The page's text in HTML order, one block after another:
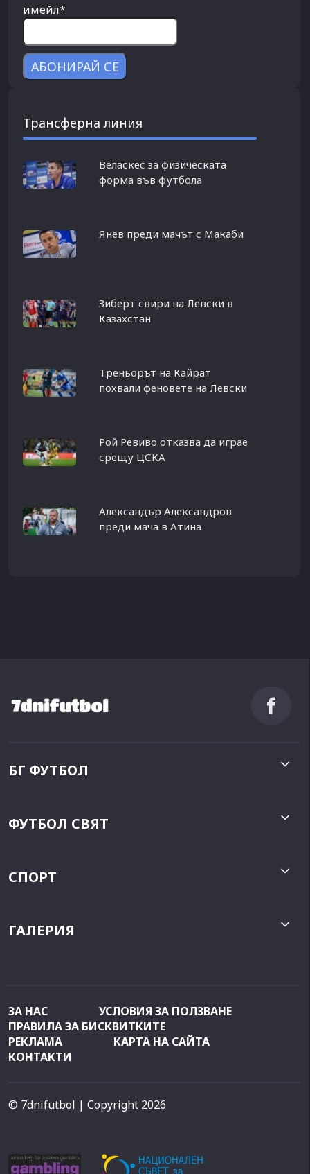
имейл*
Трансферна линия
Веласкес за физическата
форма във футбола
Янев преди мачът с Макаби
Зиберт свири на Левски в
Казахстан
Треньорът на Кайрат
похвали феновете на Левски
Рой Ревиво отказва да играе
срещу ЦСКА
Александър Александров
преди мача в Атина
БГ ФУТБОЛ
ФУТБОЛ СВЯТ
СПОРТ
ГАЛЕРИЯ
ЗА НАС
УСЛОВИЯ ЗА ПОЛЗВАНЕ
ПРАВИЛА ЗА БИСКВИТКИТЕ
РЕКЛАМА
КАРТА НА САЙТА
КОНТАКТИ
© 7dnifutbol | Copyright 2026